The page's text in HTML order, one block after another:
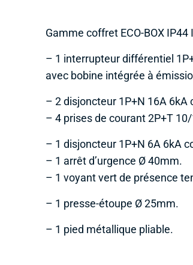
Gamme coffret ECO-BOX IP44
– 1 interrupteur différentiel
avec bobine intégrée à
– 2 disjoncteur 1P+N 16A 6kA
– 4 prises de courant 2P+T
– 1 disjoncteur 1P+N 6A 6kA
– 1 arrêt d’urgence Ø 40mm.
– 1 voyant vert de présence
– 1 presse-étoupe Ø 25mm.
– 1 pied métallique pliable.